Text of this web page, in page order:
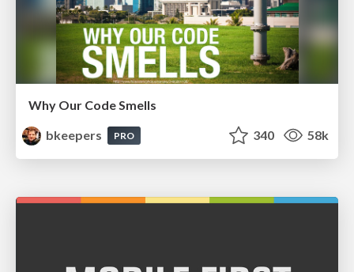
Why Our Code Smells
bkeepers
PRO 340 58k